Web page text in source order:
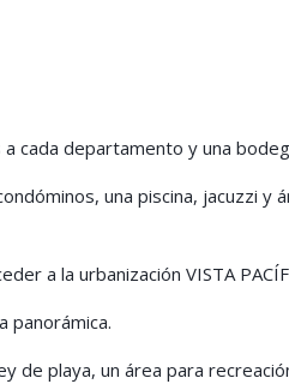
cada departamento y una
una piscina, jacuzzi y
a la urbanización VISTA
panorámica.
de playa, un área para